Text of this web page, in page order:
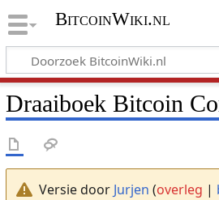
BitcoinWiki.nl
Draaiboek Bitcoin
Versie door Jurjen (overleg |